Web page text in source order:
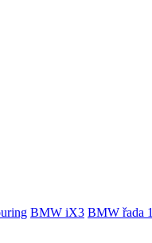
BMW iX3 BMW řada 1